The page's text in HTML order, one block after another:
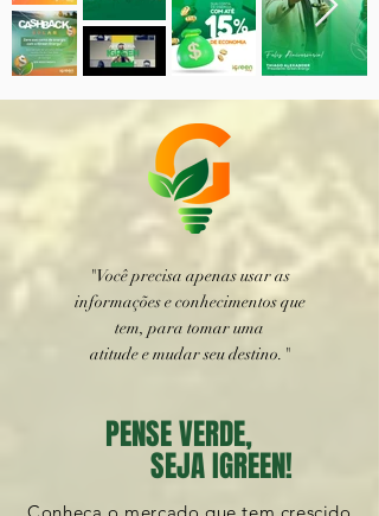
"Você precisa apenas usar as
informações e conhecimentos que
tem, para tomar uma
atitude e mudar seu destino."
PENSE VERDE,
SEJA IGREEN!